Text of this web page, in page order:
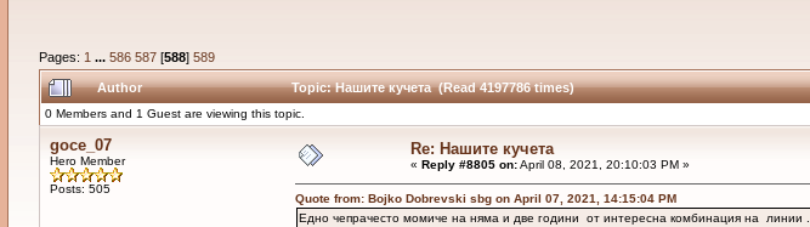
Pages: 1 ... 586 587[588] 589
Author Topic: Нашите кучета (Read 4197786 times)
0 Members and 1 Guest are viewing this topic.
goce_07
Hero Member
Posts: 505
Re: Нашите кучета
« Reply #8805 on:April 08, 2021, 20:10:03 PM »
Quote from: Bojko Dobrevski sbg on April 07, 2021, 14:15:04 PM
Едно чепрачесто момиче на няма и две години от интересна комбинация на линии .